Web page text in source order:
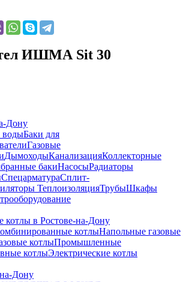
ИШМА Sit 30
Дону
водыБаки для
Газовые
ДымоходыКанализацияКоллекторные
бакиНасосыРадиаторы
СпецарматураСплит-
ТеплоизоляцияТрубыШкафы
котлы в Ростове-на-Дону
котлыНапольные газовые
котлыПромышленные
котлыЭлектрические котлы
Дону